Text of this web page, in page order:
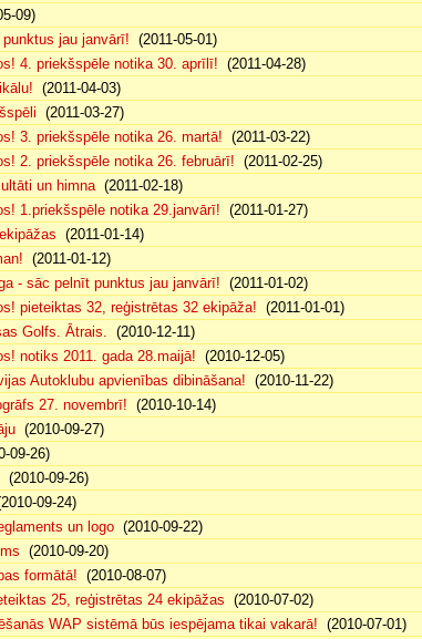
09)
jau janvārī! (2011-05-01)
4. priekšspēle notika 30. aprīlī! (2011-04-28)
(2011-04-03)
(2011-03-27)
3. priekšspēle notika 26. martā! (2011-03-22)
2. priekšspēle notika 26. februārī! (2011-02-25)
un himna(2011-02-18)
1.priekšspēle notika 29.janvārī! (2011-01-27)
(2011-01-14)
(2011-01-12)
- sāc pelnīt punktus jau janvārī! (2011-01-02)
pieteiktas 32, reģistrētas 32 ekipāža! (2011-01-01)
Golfs. Ātrais. (2010-12-11)
notiks 2011. gada 28.maijā! (2010-12-05)
Autoklubu apvienības dibināšana! (2010-11-22)
27. novembrī! (2010-10-14)
(2010-09-27)
09-26)
(2010-09-26)
09-24)
un logo (2010-09-22)
(2010-09-20)
formātā! (2010-08-07)
25, reģistrētas 24 ekipāžas (2010-07-02)
WAP sistēmā būs iespējama tikai vakarā! (2010-07-01)